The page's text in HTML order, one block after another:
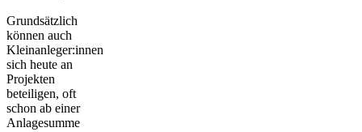
Grundsätzlich
können auch
Kleinanleger:innen
sich heute an
Projekten
beteiligen, oft
schon ab einer
Anlagesumme